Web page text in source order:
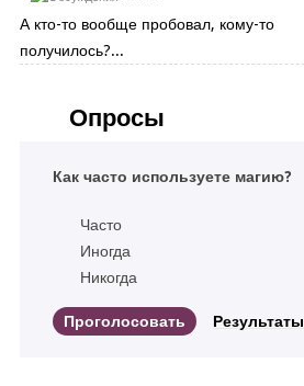
А кто-то вообще пробовал, кому-то
получилось?...
Опросы
Как часто используете магию?
Часто
Иногда
Никогда
Результаты